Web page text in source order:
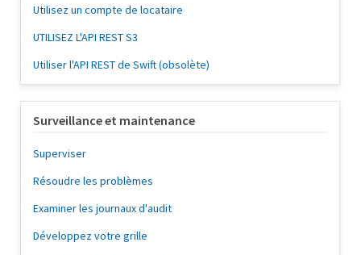
Utilisez un compte de locataire
UTILISEZ L'API REST S3
Utiliser l'API REST de Swift (obsolète)
Surveillance et maintenance
Superviser
Résoudre les problèmes
Examiner les journaux d'audit
Développez votre grille